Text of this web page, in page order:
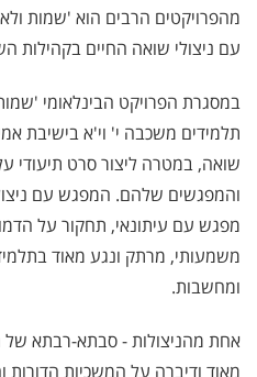
מהפרויקטים הרבים הוא 'שמות
עם ניצולי שואה החיים בקהילות
במסגרת הפרויקט הבינלאומי
תלמידים משכבה י' וי'א בישיבת
שואה, במטרה ליצור סרט תיעודי
והמפגשים שלהם. המפגש עם
מפגש עם עיתונאי, תחקור על
משמעותי, מרתק ונגע מאוד
ומחשבות.
אחת מהניצולות - סבתא-רבתא של
מאוד ודיברה על המשכיות הדורות